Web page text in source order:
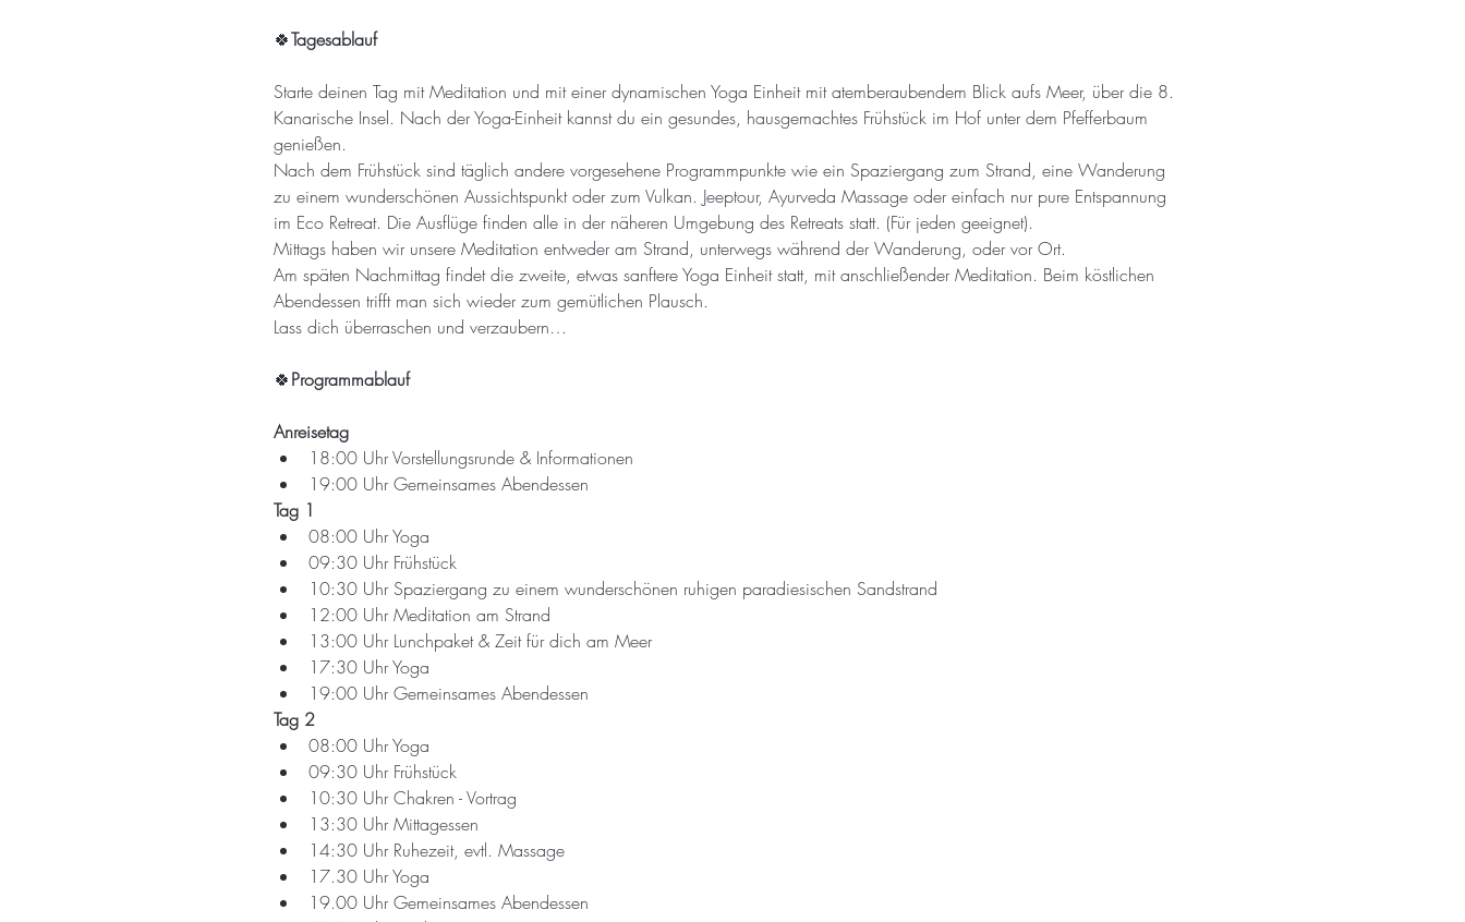
🍀Tagesablauf
Starte deinen Tag mit Meditation und mit einer dynamischen Yoga Einheit mit atemberaubendem Blick aufs Meer, über die 8.
Kanarische Insel. Nach der Yoga-Einheit kannst du ein gesundes, hausgemachtes Frühstück im Hof unter dem Pfefferbaum
genießen.
Nach dem Frühstück sind täglich andere vorgesehene Programmpunkte wie ein Spaziergang zum Strand, eine Wanderung
zu einem wunderschönen Aussichtspunkt oder zum Vulkan. Jeeptour, Ayurveda Massage oder einfach nur pure Entspannung
im Eco Retreat. Die Ausflüge finden alle in der näheren Umgebung des Retreats statt. (Für jeden geeignet).
Mittags haben wir unsere Meditation entweder am Strand, unterwegs während der Wanderung, oder vor Ort.
Am späten Nachmittag findet die zweite, etwas sanftere Yoga Einheit statt, mit anschließender Meditation. Beim köstlichen
Abendessen trifft man sich wieder zum gemütlichen Plausch.
Lass dich überraschen und verzaubern…
🍀Programmablauf
Anreisetag
18:00 Uhr Vorstellungsrunde & Informationen
19:00 Uhr Gemeinsames Abendessen
Tag 1
08:00 Uhr Yoga
09:30 Uhr Frühstück
10:30 Uhr Spaziergang zu einem wunderschönen ruhigen paradiesischen Sandstrand
12:00 Uhr Meditation am Strand
13:00 Uhr Lunchpaket & Zeit für dich am Meer
17:30 Uhr Yoga
19:00 Uhr Gemeinsames Abendessen
Tag 2
08:00 Uhr Yoga
09:30 Uhr Frühstück
10:30 Uhr Chakren - Vortrag
13:30 Uhr Mittagessen
14:30 Uhr Ruhezeit, evtl. Massage
17.30 Uhr Yoga
19.00 Uhr Gemeinsames Abendessen